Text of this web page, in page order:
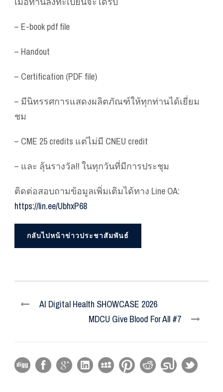
– E-book pdf file
– Handout
– Certification (PDF file)
– มีนิทรรศการแสดงผลิตภัณฑ์ให้ทุกท่านได้เยี่ยม
ชม
– CME 25 credits แต่ไม่มี CNEU credit
– และ ลุ้นรางวัล!! ในทุกวันที่มีการประชุม
ติดต่อสอบถามข้อมูลเพิ่มเติมได้ทาง Line OA:
https://lin.ee/UbhxP68
กลับไปหน้าข่าวประชาสัมพันธ์
AI Digital Health SHOWCASE 2026
MDCU Give Blood For All #7